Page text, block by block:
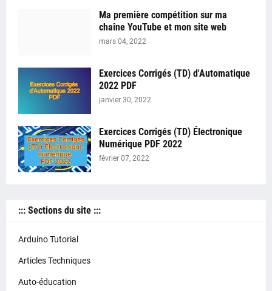
Ma première compétition sur ma
chaîne YouTube et mon site web
mars 04, 2022
Exercices Corrigés (TD) d'Automatique
2022 PDF
janvier 30, 2022
Exercices Corrigés (TD) Électronique
Numérique PDF 2022
février 07, 2022
::: Sections du site :::
Arduino Tutorial
Articles Techniques
Auto-éducation